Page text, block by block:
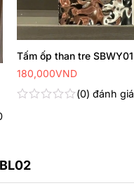
Tấm ốp than tre SBWY01
sao
0 đánh giá
180,000VND